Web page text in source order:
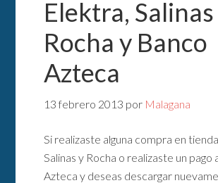
Elektra,
Rocha y Banco
Azteca
13 febrero 2013 por Malagana
Si realizaste alguna compra en
Salinas y Rocha o realizaste un pago
Azteca y deseas descargar